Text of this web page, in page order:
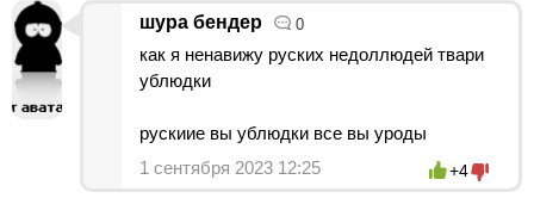
шура бендер 0
как я ненавижу руских недоллюдей твари
ублюдки
рускиие вы ублюдки все вы уроды
1 сентября 2023 12:25
+4